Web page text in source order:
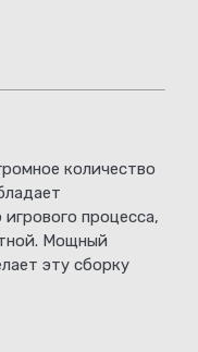
количество
процесса,
Мощный
эту сборку